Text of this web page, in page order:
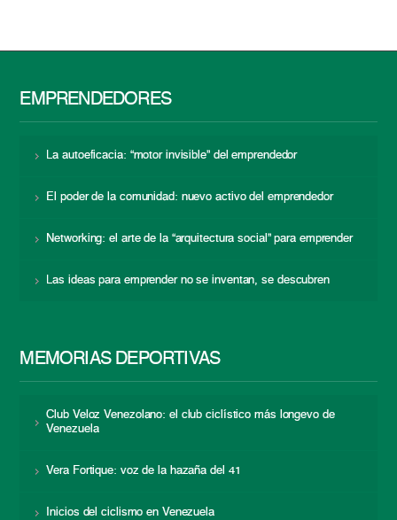
EMPRENDEDORES
La autoeficacia: “motor invisible” del emprendedor
El poder de la comunidad: nuevo activo del emprendedor
Networking: el arte de la “arquitectura social” para emprender
Las ideas para emprender no se inventan, se descubren
MEMORIAS DEPORTIVAS
Club Veloz Venezolano: el club ciclístico más longevo de
Venezuela
Vera Fortique: voz de la hazaña del 41
Inicios del ciclismo en Venezuela